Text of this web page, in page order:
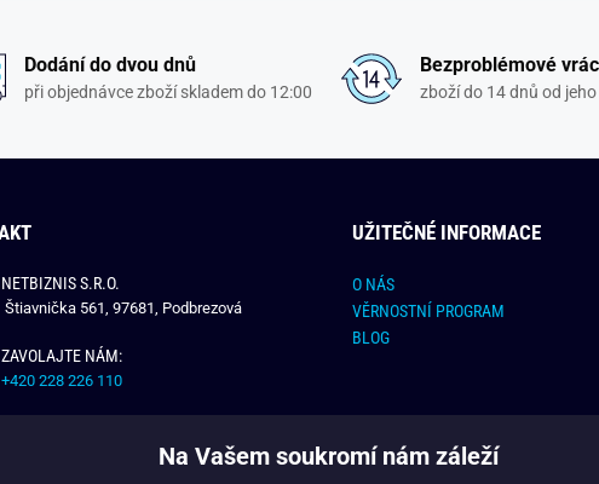
Dodání do dvou dnů
při objednávce zboží skladem do 12:00
Bezproblémové
zboží do 14 dnů od
NETBIZNIS S.R.O.
Štiavnička 561, 97681, Podbrezová
ZAVOLAJTE NÁM:
+420 228 226 110
UŽITEČNÉ INFORMACE
O NÁS
VĚRNOSTNÍ PROGRAM
BLOG
Na Vašem soukromí nám záleží